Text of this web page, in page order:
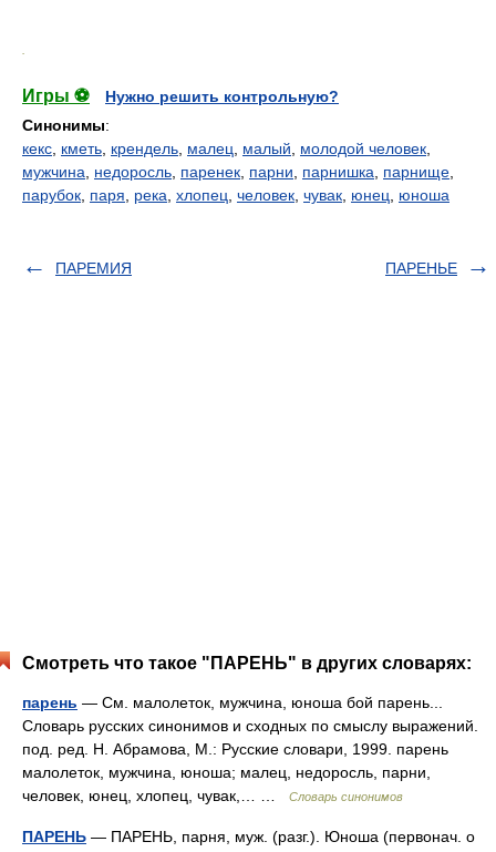
Игры ⚽
Нужно решить контрольную?
Синонимы:
кекс кметь крендель малец малый молодой человек
мужчина
недоросль паренек парни парнишка парнище
парубок паря река хлопец человек чувак юнец юноша
ПАРЕМИЯ ПАРЕНЬЕ
Смотреть что такое "ПАРЕНЬ" в других словарях:
парень — См. малолеток, мужчина, юноша бой парень...
Словарь русских синонимов и сходных по смыслу выражений.
под. ред. Н. Абрамова, М.: Русские словари, 1999. парень
малолеток, мужчина, юноша; малец, недоросль, парни,
человек, юнец, хлопец, чувак,… …
Словарь синонимов
ПАРЕНЬ — ПАРЕНЬ, парня, муж. (разг.). Юноша (первонач. о